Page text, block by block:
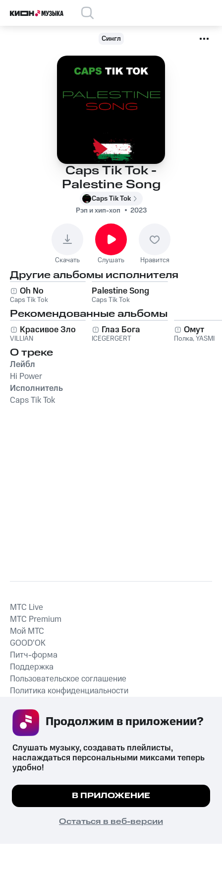
Сингл
Caps Tik Tok -
Palestine Song
Caps Tik Tok
Рэп и хип-хоп
2023
Скачать Слушать Нравится
Другие альбомы исполнителя
Oh No
Caps Tik Tok
Palestine Song
Caps Tik Tok
Рекомендованные альбомы
Красивое Зло
VILLIAN
Глаз Бога
ICEGERGERT
Омут
Полка,YASMI
О треке
Лейбл
Hi Power
Исполнитель
Caps Tik Tok
СКАЧАТЬ ПРИЛОЖЕНИЕ
MTС Live
MTС Premium
Мой МТС
GOOD’OK
Питч-форма
Поддержка
Пользовательское соглашение
Политика конфиденциальности
психотропных веществ, их аналогов причиняет вред здоровью,
их незаконный оборот запрещён и влечёт установленную
законодательством ответственность.
© 2026 ООО «КИОН».
Все права защищены
Мы используем куки, чтобы на сайте все
Подробнее
ПОНЯТНО
Слушать музыку, создавать плейлисты,
наслаждаться персональными миксами теперь
удобно!
В ПРИЛОЖЕНИЕ
Остаться в веб-версии